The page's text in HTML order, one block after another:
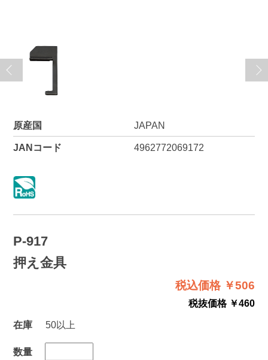
原産国 JAPAN
JANコード 4962772069172
P-917
押え金具
税込価格 ￥506
税抜価格 ￥460
在庫
50以上
数量